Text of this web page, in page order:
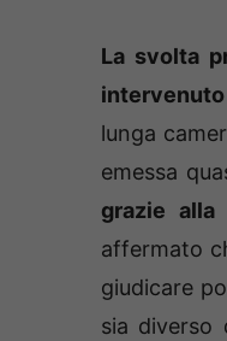
La svolta
intervenuto
lunga
emessa
grazie alla
affermato
giudicare
sia diverso